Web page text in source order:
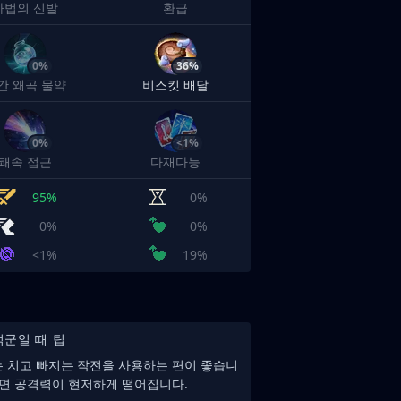
법의 신발 환급
0%
왜곡 물약
36%
비스킷 배달
0%
속 접근
<1%
다재다능
95%
0%
0%
0%
<1%
19%
군일 때 팁
치고 빠지는 작전을 사용하는 편이 좋습니
공격력이 현저하게 떨어집니다.